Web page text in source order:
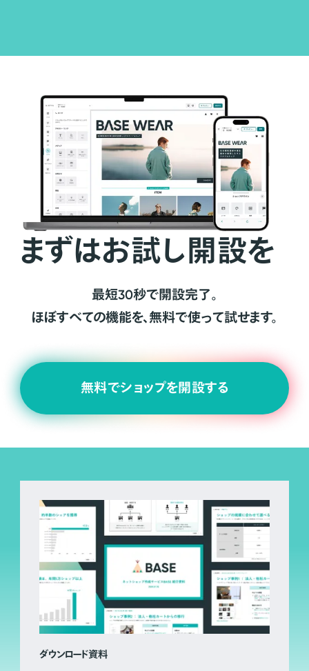
まずはお試し開設を
最短30秒で開設完了。
ほぼすべての機能を、無料で使って試せます。
無料でショップを開設する
ダウンロード資料